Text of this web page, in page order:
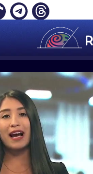
JP MORGAN